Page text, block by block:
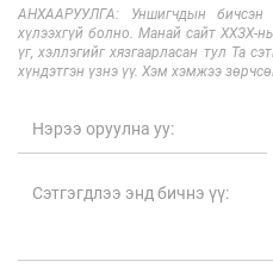
АНХААРУУЛГА: Уншигчдын бичсэн
хүлээхгүй болно. Манай сайт ХХЗХ-
үг, хэллэгийг хязгаарласан тул Та
хүндэтгэн үзнэ үү. Хэм хэмжээ